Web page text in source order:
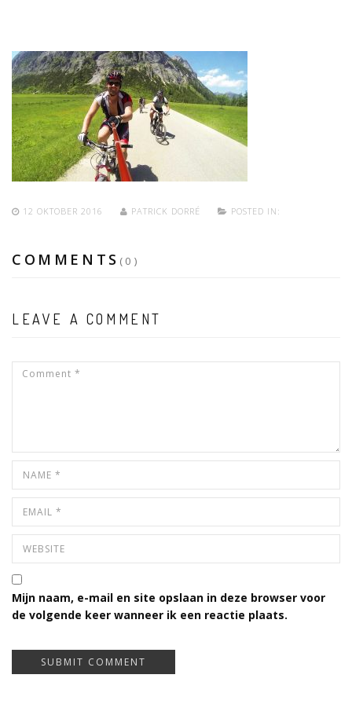
12 OKTOBER 2016 PATRICK DORRÉ POSTED IN:
COMMENTS (0)
LEAVE A COMMENT
Mijn naam, e-mail en site opslaan in deze browser voor
de volgende keer wanneer ik een reactie plaats.